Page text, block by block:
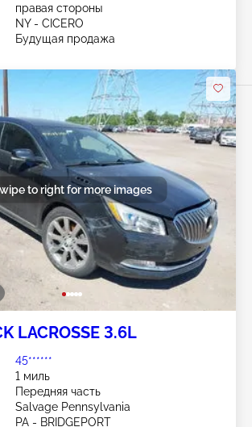
правая стороны
NY - CICERO
Будущая продажа
to right for more images
LACROSSE 3.6L
45******
1 миль
Передняя часть
Salvage Pennsylvania
PA - BRIDGEPORT